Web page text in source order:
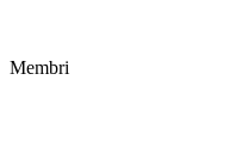
Membri